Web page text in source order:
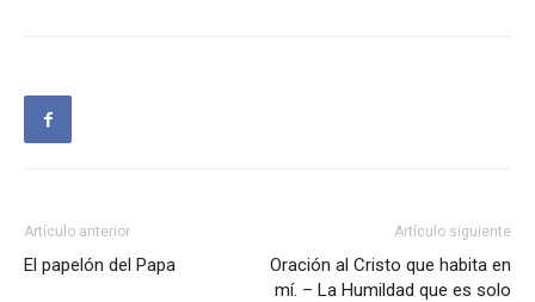
Artículo anterior
El papelón del Papa
Artículo siguiente
Oración al Cristo que habita en
mí. – La Humildad que es solo